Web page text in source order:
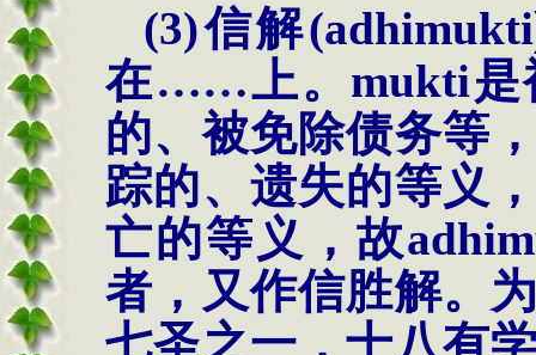
(3)信解(adhimukti
在……上。 mukti是
的、被免除债务等
踪的、遗失的等义
亡的等义，故
者，又作信胜解。
七圣之一，十八有